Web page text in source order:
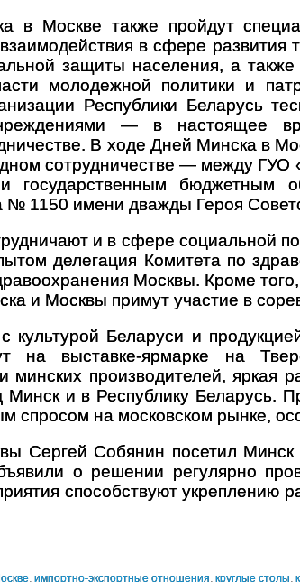
в Москве также пройдут
в сфере развития
защиты населения, а также
молодежной политики и
Республики Беларусь
— в настоящее
В ходе Дней Минска в
сотрудничестве — между
бюджетным
1150 имени дважды Героя
и в сфере социальной
делегация Комитета по
Москвы. Кроме
и Москвы примут участие в
культурой Беларуси и
на выставке-ярмарке на
минских производителей, яркая
и в Республику Беларусь.
спросом на московском рынке,
Сергей Собянин посетил Минск
о решении регулярно
способствуют укреплению
импортно-экспортные отношения круглые столы